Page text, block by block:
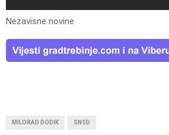
Nezavisne novine
MILORAD DODIK SNSD